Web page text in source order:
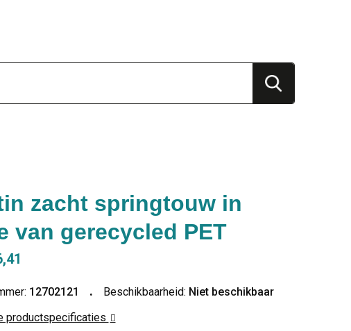
zacht springtouw in
van gerecycled PET
12702121 Beschikbaarheid: Niet beschikbaar
productspecificaties